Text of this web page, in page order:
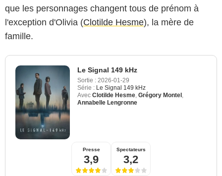
que les personnages changent tous de prénom à
l'exception d'Olivia (Clotilde Hesme), la mère de
famille.
Le Signal 149 kHz
Sortie : 2026-01-29
Série : Le Signal 149 kHz
Avec Clotilde Hesme Grégory Montel
Annabelle Lengronne
Presse
3,9
Spectateurs
3,2